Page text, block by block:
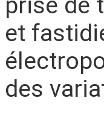
prise de
et
des